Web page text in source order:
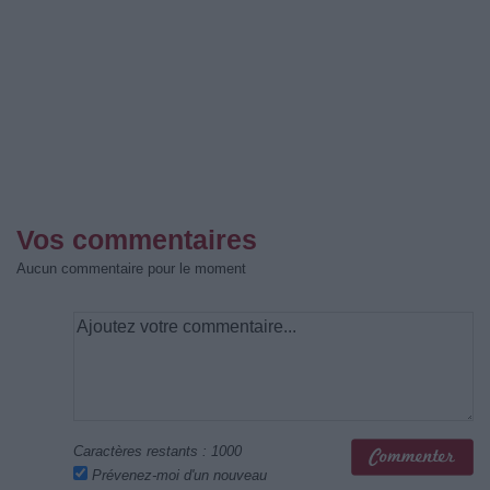
Vos commentaires
Aucun commentaire pour le moment
Caractères restants : 1000
Prévenez-moi d'un nouveau